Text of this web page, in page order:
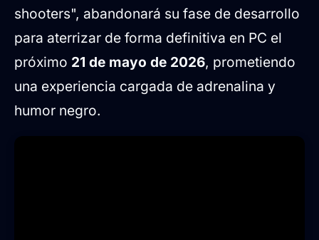
shooters", abandonará su fase de desarrollo
para aterrizar de forma definitiva en PC el
próximo 21 de mayo de 2026, prometiendo
una experiencia cargada de adrenalina y
humor negro.